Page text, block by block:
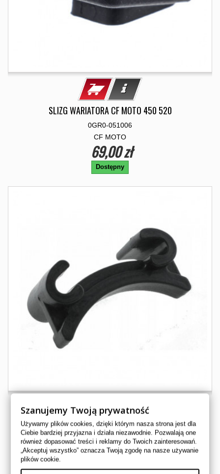
SLIZG WARIATORA CF MOTO 450 520
0GR0-051006
CF MOTO
69,00 zł
Dostępny
DOLNA PROWADNICA ŁAŃCUCHA ROZRZĄDU CF MOTO...
0800-011007
CF MOTO
Szanujemy Twoją prywatność
Używamy plików cookies, dzięki którym nasza strona jest dla
Ciebie bardziej przyjazna i działa niezawodnie. Pozwalają one
również dopasować treści i reklamy do Twoich zainteresowań.
„Akceptuj wszystko” oznacza Twoją zgodę na nasze używanie
plików cookie.